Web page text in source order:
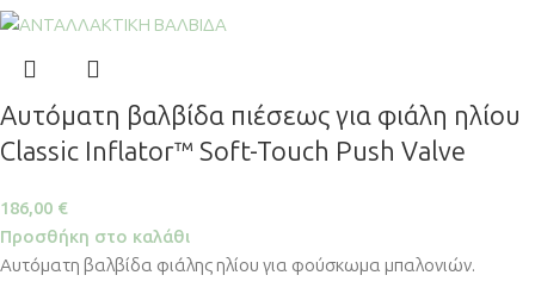
Αυτόματη βαλβίδα πιέσεως για φιάλη ηλίου
Classic Inflator™ Soft-Touch Push Valve
186,00 €
Προσθήκη στο καλάθι
Αυτόματη βαλβίδα φιάλης ηλίου για φούσκωμα μπαλονιών.